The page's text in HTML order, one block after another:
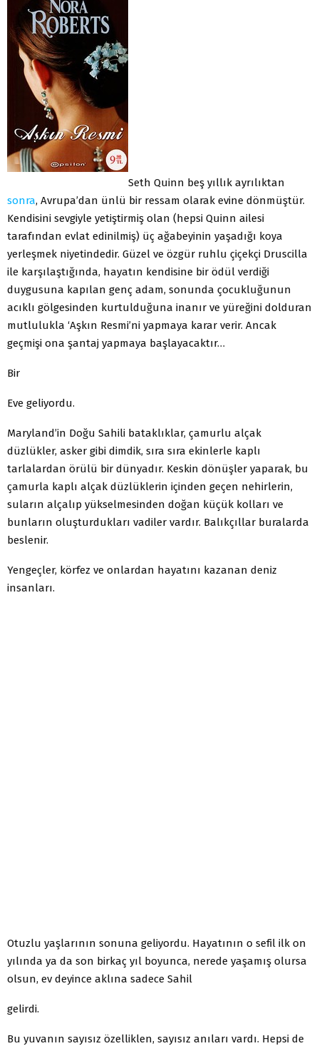
Seth Quinn beş yıllık ayrılıktan
sonra, Avrupa’dan ünlü bir ressam olarak evine dönmüştür.
Kendisini sevgiyle yetiştirmiş olan (hepsi Quinn ailesi
tarafından evlat edinilmiş) üç ağabeyinin yaşadığı koya
yerleşmek niyetindedir. Güzel ve özgür ruhlu çiçekçi Druscilla
ile karşılaştığında, hayatın kendisine bir ödül verdiği
duygusuna kapılan genç adam, sonunda çocukluğunun
acıklı gölgesinden kurtulduğuna inanır ve yüreğini dolduran
mutlulukla ‘Aşkın Resmi’ni yapmaya karar verir. Ancak
geçmişi ona şantaj yapmaya başlayacaktır…
Bir
Eve geliyordu.
Maryland’in Doğu Sahili bataklıklar, çamurlu alçak
düzlükler, asker gibi dimdik, sıra sıra ekinlerle kaplı
tarlalardan örülü bir dünyadır. Keskin dönüşler yaparak, bu
çamurla kaplı alçak düzlüklerin içinden geçen nehirlerin,
suların alçalıp yükselmesinden doğan küçük kolları ve
bunların oluşturdukları vadiler vardır. Balıkçıllar buralarda
beslenir.
Yengeçler, körfez ve onlardan hayatını kazanan deniz
insanları.
Otuzlu yaşlarının sonuna geliyordu. Hayatının o sefil ilk on
yılında ya da son birkaç yıl boyunca, nerede yaşamış olursa
olsun, ev deyince aklına sadece Sahil
gelirdi.
Bu yuvanın sayısız özelliklen, sayısız anıları vardı. Hepsi de